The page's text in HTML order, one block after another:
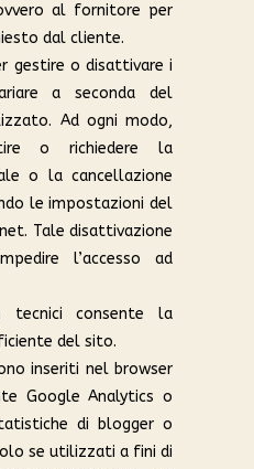
al fornitore per
dal cliente.
gestire o disattivare i
a seconda del
Ad ogni modo,
o richiedere la
o la cancellazione
le impostazioni del
Tale disattivazione
l’accesso ad
tecnici consente la
del sito.
inseriti nel browser
Google Analytics o
di blogger o
se utilizzati a fini di